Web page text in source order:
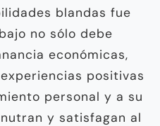
blandas fue
no sólo debe
económicas,
positivas
personal y a su
y satisfagan al